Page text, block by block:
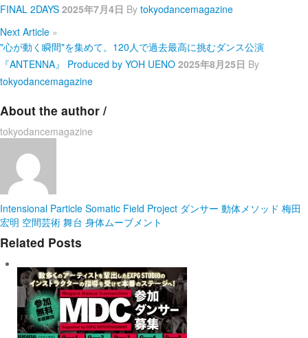
FINAL 2DAYS 2025年7月4日 By tokyodancemagazine
Next Article »
"心が動く瞬間"を集めて。120人で過去最高に挑むダンス公演
『ANTENNA』 Produced by YOH UENO 2025年8月25日 By
tokyodancemagazine
About the author /
tokyodancemagazine
Intensional Particle Somatic Field Project ダンサー 動体メソッド 梅田
宏明 空間芸術 舞台 身体ムーブメント
Related Posts